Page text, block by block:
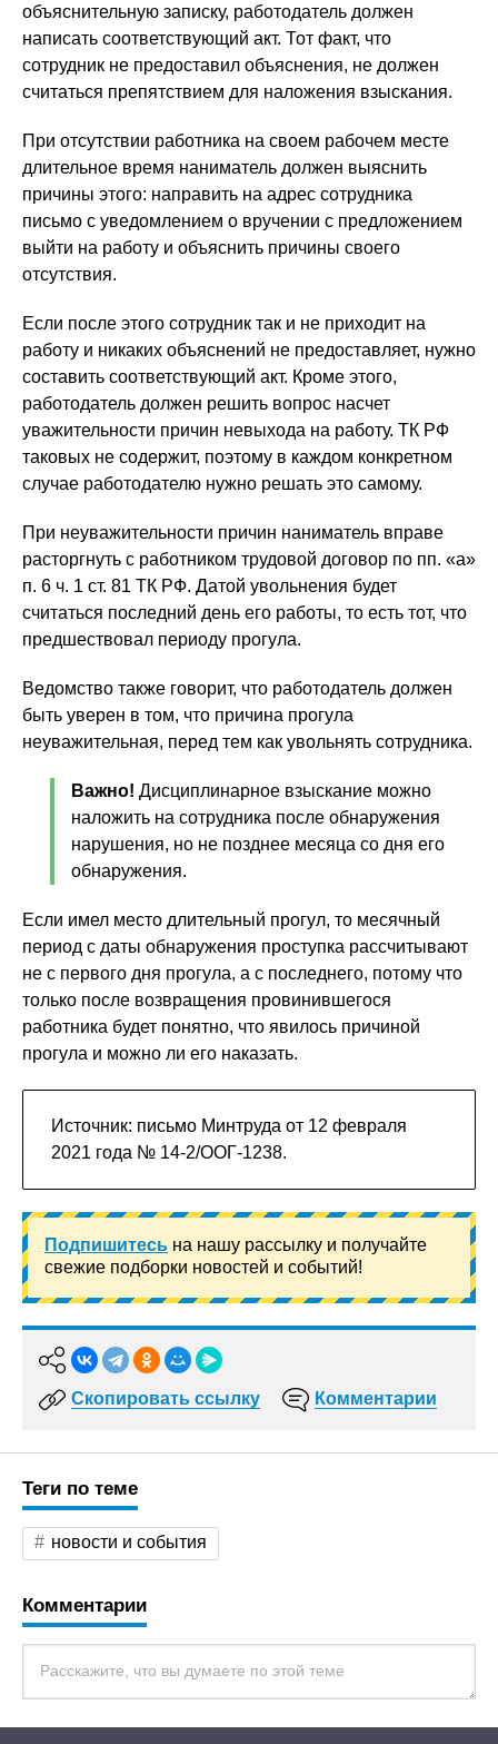
объяснительную записку, работодатель должен
написать соответствующий акт. Тот факт, что
сотрудник не предоставил объяснения, не должен
считаться препятствием для наложения взыскания.
При отсутствии работника на своем рабочем месте
длительное время наниматель должен выяснить
причины этого: направить на адрес сотрудника
письмо с уведомлением о вручении с предложением
выйти на работу и объяснить причины своего
отсутствия.
Если после этого сотрудник так и не приходит на
работу и никаких объяснений не предоставляет, нужно
составить соответствующий акт. Кроме этого,
работодатель должен решить вопрос насчет
уважительности причин невыхода на работу. ТК РФ
таковых не содержит, поэтому в каждом конкретном
случае работодателю нужно решать это самому.
При неуважительности причин наниматель вправе
расторгнуть с работником трудовой договор по пп. «а»
п. 6 ч. 1 ст. 81 ТК РФ. Датой увольнения будет
считаться последний день его работы, то есть тот, что
предшествовал периоду прогула.
Ведомство также говорит, что работодатель должен
быть уверен в том, что причина прогула
неуважительная, перед тем как увольнять сотрудника.
Важно! Дисциплинарное взыскание можно
наложить на сотрудника после обнаружения
нарушения, но не позднее месяца со дня его
обнаружения.
Если имел место длительный прогул, то месячный
период с даты обнаружения проступка рассчитывают
не с первого дня прогула, а с последнего, потому что
только после возвращения провинившегося
работника будет понятно, что явилось причиной
прогула и можно ли его наказать.
Источник: письмо Минтруда от 12 февраля
2021 года № 14-2/ООГ-1238.
Подпишитесь на нашу рассылку и получайте
свежие подборки новостей и событий!
Скопировать ссылку Комментарии
Теги по теме
новости и события
Комментарии